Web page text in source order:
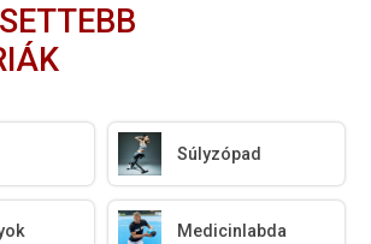
Súlyzópad
Medicinlabda